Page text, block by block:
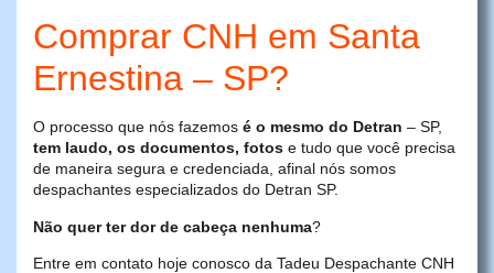
Comprar CNH em Santa
Ernestina – SP?
O processo que nós fazemos é o mesmo do Detran – SP,
tem laudo, os documentos, fotos e tudo que você precisa
de maneira segura e credenciada, afinal nós somos
despachantes especializados do Detran SP.
Não quer ter dor de cabeça nenhuma?
Entre em contato hoje conosco da Tadeu Despachante CNH